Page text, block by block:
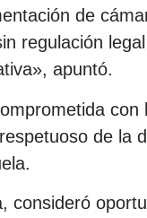
de
regulación
apuntó.
de la
consideró